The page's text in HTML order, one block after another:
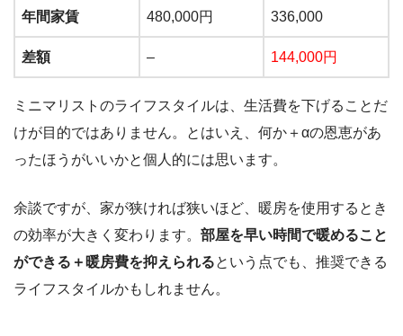
年間家賃 480,000円 336,000
差額 – 144,000円
ミニマリストのライフスタイルは、生活費を下げることだ
けが目的ではありません。とはいえ、何か＋αの恩恵があ
ったほうがいいかと個人的には思います。
余談ですが、家が狭ければ狭いほど、暖房を使用するとき
の効率が大きく変わります。 部屋を早い時間で暖めること
ができる＋暖房費を抑えられるという点でも、推奨できる
ライフスタイルかもしれません。